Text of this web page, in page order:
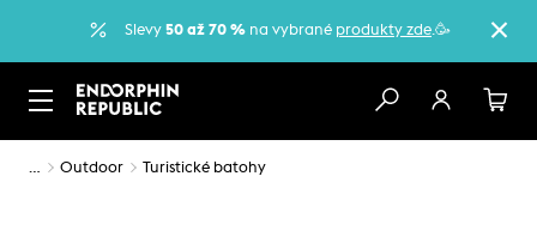
Slevy 50 až 70 % na vybrané produkty zde.🥳
… Outdoor Turistické batohy